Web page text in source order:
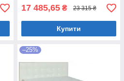
17 485,65 ₴ 23 315 ₴
Купити
–25%